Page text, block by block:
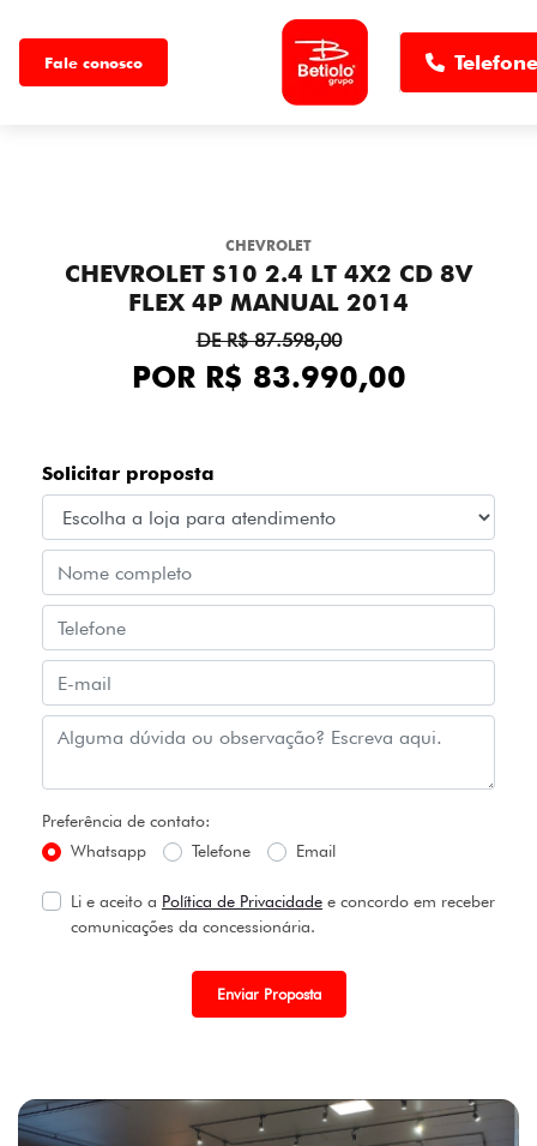
Fale conosco
CHEVROLET
CHEVROLET S10 2.4 LT 4X2 CD 8V
FLEX 4P MANUAL 2014
DE R$ 87.598,00
POR R$ 83.990,00
Solicitar proposta
Preferência de contato:
Whatsapp
Telefone Email
Li e aceito a Política de Privacidade e concordo em receber
comunicações da concessionária.
Enviar Proposta